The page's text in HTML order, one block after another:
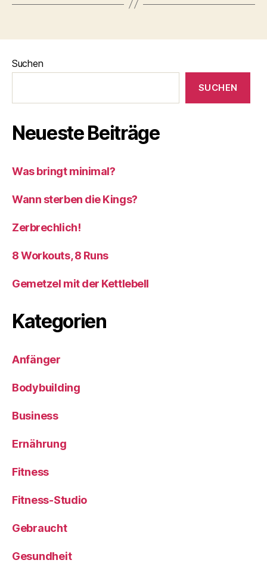
Suchen
SUCHEN
Neueste Beiträge
Was bringt minimal?
Wann sterben die Kings?
Zerbrechlich!
8 Workouts, 8 Runs
Gemetzel mit der Kettlebell
Kategorien
Anfänger
Bodybuilding
Business
Ernährung
Fitness
Fitness-Studio
Gebraucht
Gesundheit